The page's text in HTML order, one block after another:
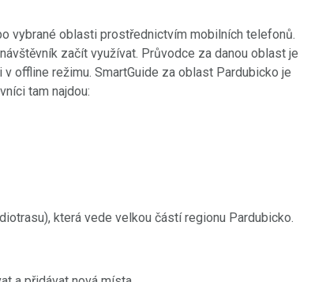
vybrané oblasti prostřednictvím mobilních telefonů.
začít využívat. Průvodce za danou oblast je
offline režimu. SmartGuide za oblast Pardubicko je
tam najdou:
která vede velkou částí regionu Pardubicko.